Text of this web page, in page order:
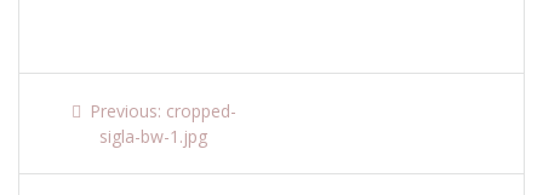
Navigare
Previous: Previous
post:
cropped-
sigla-bw-1.jpg